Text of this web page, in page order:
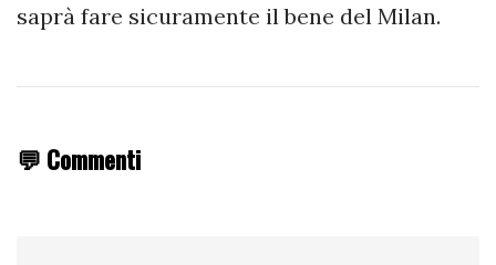
saprà fare sicuramente il bene del Milan.
💬 Commenti